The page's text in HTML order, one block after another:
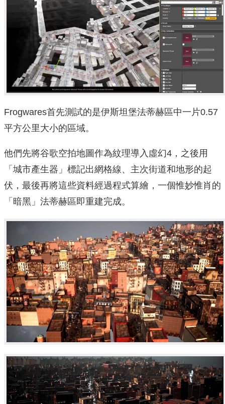
Frogwares首先測試的是伊斯坦堡法蒂赫區中一片0.57
平方公里大小的區域。
他們先將谷歌空拍地圖作為紋理導入虛幻4，之後用
「城市產生器」標記出網格線、主次街道和地形的起
伏，最後再將這些資料經過程式算繪，一個惟妙惟肖的
「暗黑」法蒂赫區即重建完成。